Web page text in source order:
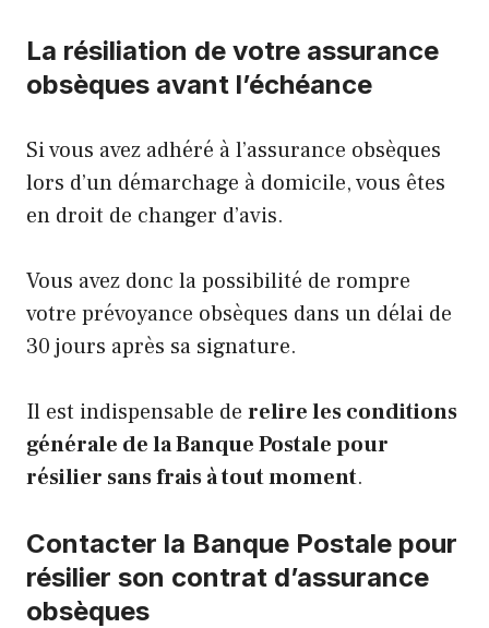
La résiliation de votre assurance
obsèques avant l’échéance
Si vous avez adhéré à l’assurance obsèques
lors d’un démarchage à domicile, vous êtes
en droit de changer d’avis.
Vous avez donc la possibilité de rompre
votre prévoyance obsèques dans un délai de
30 jours après sa signature.
Il est indispensable de relire les conditions
générale de la Banque Postale pour
résilier sans frais à tout moment.
Contacter la Banque Postale pour
résilier son contrat d’assurance
obsèques